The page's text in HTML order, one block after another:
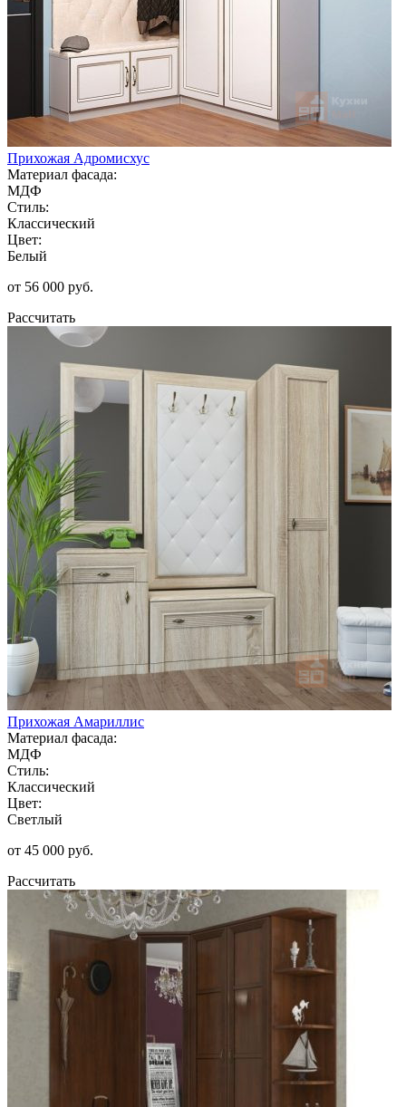
Прихожая Адромисхус
Материал фасада:
МДФ
Стиль:
Классический
Цвет:
Белый
от 56 000 руб.
Рассчитать
Прихожая Амариллис
Материал фасада:
МДФ
Стиль:
Классический
Цвет:
Светлый
от 45 000 руб.
Рассчитать